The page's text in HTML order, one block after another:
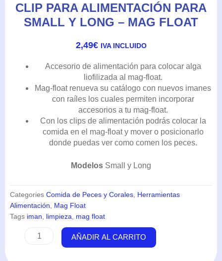
CLIP PARA ALIMENTACIÓN PARA
SMALL Y LONG – MAG FLOAT
2,49€ IVA INCLUIDO
Accesorio de alimentación para colocar alga
liofilizada al mag-float.
Mag-float renueva su catálogo con nuevos imanes
con raíles los cuales permiten incorporar
accesorios a tu mag-float.
Con los clips de alimentación podrás colocar la
comida en el mag-float y mover o posicionarlo
donde puedas ver como comen los peces.
Modelos Small y Long
Categories Comida de Peces y Corales Herramientas
Alimentación
Mag Float
Tags iman limpieza mag float
Clip
AÑADIR AL CARRITO